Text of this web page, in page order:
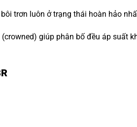
trơn luôn ở trạng thái hoàn hảo
giúp phân bố đều áp suất